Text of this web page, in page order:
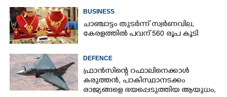
BUSINESS
ചാഞ്ചാട്ടം തുടർന്ന് സ്വർണവില,
കേരളത്തിൽ പവന് 560 രൂപ കൂടി
DEFENCE
ഫ്രാൻസിന്റെ റഫാലിനെക്കാൾ
കരുത്തൻ,​ പാകിസ്ഥാനടക്കം
രാജ്യങ്ങളെ ഭയപ്പെടുത്തിയ ആയുധം,​